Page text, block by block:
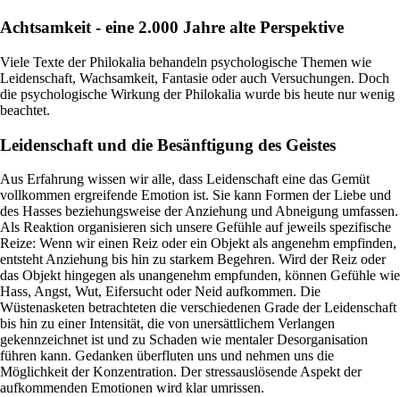
Achtsamkeit - eine 2.000 Jahre alte Perspektive
Viele Texte der Philokalia behandeln psychologische Themen wie
Leidenschaft, Wachsamkeit, Fantasie oder auch Versuchungen. Doch
die psychologische Wirkung der Philokalia wurde bis heute nur wenig
beachtet.
Leidenschaft und die Besänftigung des Geistes
Aus Erfahrung wissen wir alle, dass Leidenschaft eine das Gemüt
vollkommen ergreifende Emotion ist. Sie kann Formen der Liebe und
des Hasses beziehungsweise der Anziehung und Abneigung umfassen.
Als Reaktion organisieren sich unsere Gefühle auf jeweils spezifische
Reize: Wenn wir einen Reiz oder ein Objekt als angenehm empfinden,
entsteht Anziehung bis hin zu starkem Begehren. Wird der Reiz oder
das Objekt hingegen als unangenehm empfunden, können Gefühle wie
Hass, Angst, Wut, Eifersucht oder Neid aufkommen. Die
Wüstenasketen betrachteten die verschiedenen Grade der Leidenschaft
bis hin zu einer Intensität, die von unersättlichem Verlangen
gekennzeichnet ist und zu Schaden wie mentaler Desorganisation
führen kann. Gedanken überfluten uns und nehmen uns die
Möglichkeit der Konzentration. Der stressauslösende Aspekt der
aufkommenden Emotionen wird klar umrissen.